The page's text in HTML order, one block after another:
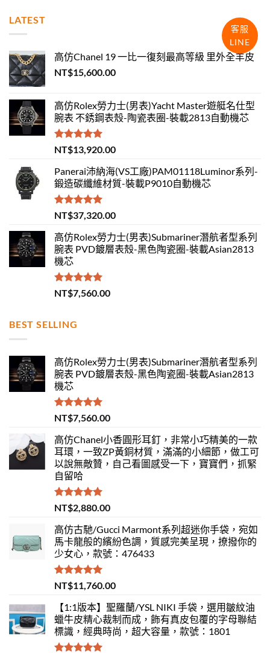
LATEST
高仿Chanel 19 一比一復刻最高等級 里外全羊皮
NT$15,600.00
高仿Rolex勞力士(男表)Yacht Master遊艇名仕型
腕表 不銹鋼表殼-陶瓷表圈-裝載2813自動機芯
評分5.00
滿分 5
NT$13,920.00
Panerai沛納海(VS工廠)PAM01118Luminor系列-
鍛造碳纖維材質-裝載P9010自動機芯
評分5.00
滿分 5
NT$37,320.00
高仿Rolex勞力士(男表)Submariner潛航者型系列
腕表 PVD鍍層表殼-黑色陶瓷圈-裝載Asian2813
機芯
評分 5.00
滿分 5
NT$7,560.00
BEST SELLING
高仿Rolex勞力士(男表)Submariner潛航者型系列
腕表 PVD鍍層表殼-黑色陶瓷圈-裝載Asian2813
機芯
評分 5.00
滿分 5
NT$7,560.00
高仿Chanel小香圓形耳釘，非常小巧精美的一款
耳環，一致ZP黃銅材質，滿滿的小細節，做工可
以說無敵贊，自己看圖感受一下，寶寶們，抓緊
自留哈
評分 5.00
滿分 5
NT$2,880.00
高仿古馳/Gucci Marmont系列超迷你手袋，宛如
馬卡龍般的繽紛色調，質感完美呈現，撩撥你的
少女心，款號：476433
評分5.00
滿分 5
NT$11,760.00
【1:1版本】聖羅蘭/YSL NIKI 手袋，選用皺紋油
蠟牛皮精心裁制而成，飾有真皮包覆的字母聯結
標識，經典時尚，超大容量，款號：1801
客服
LINE